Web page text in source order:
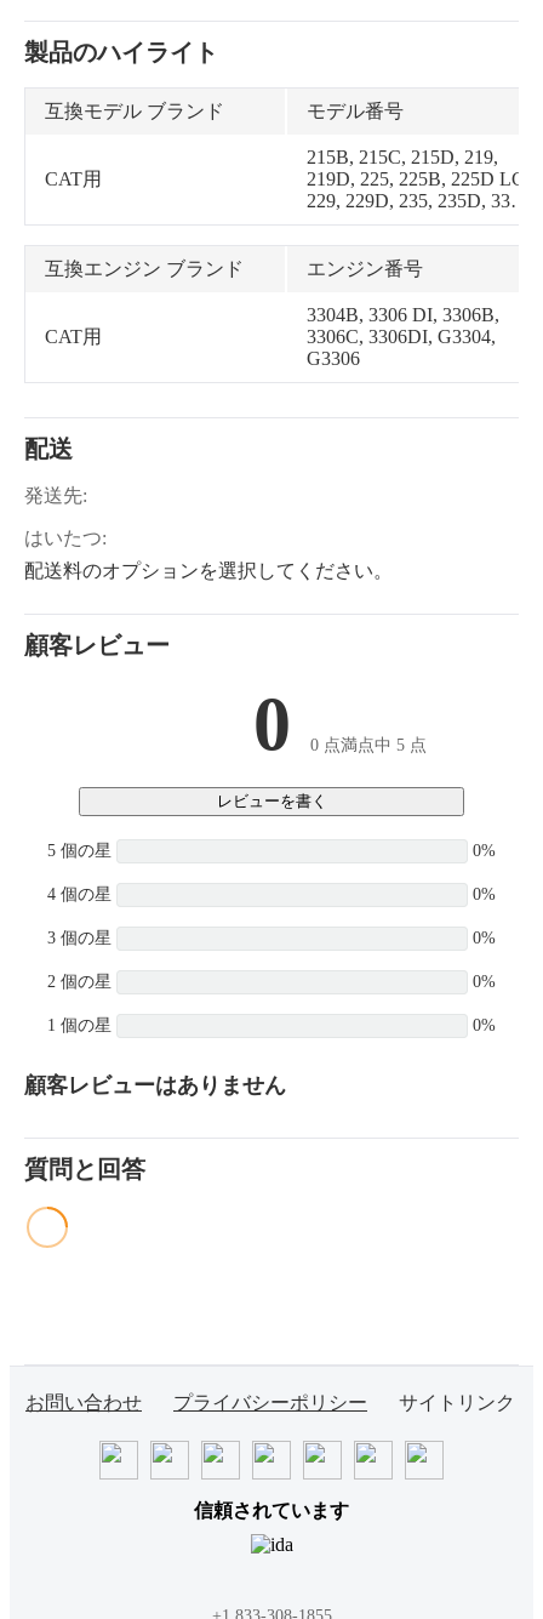
製品のハイライト
互換モデル ブランド モデル番号
CAT用
215B, 215C, 215D, 219,
219D, 225, 225B, 225D LC,
229, 229D, 235, 235D, 330,
330 L, 330 LN, 330B, 330B
L, 330B LN, 350, 350 L,
E240, E300, EL240, EL300,
互換エンジン ブランド エンジン番号
CAT用
3304B, 3306 DI, 3306B,
3306C, 3306DI, G3304,
G3306
配送
発送先:
はいたつ:
配送料のオプションを選択してください。
顧客レビュー
0 0 点満点中 5 点
レビューを書く
5 個の星 0%
4 個の星 0%
3 個の星 0%
2 個の星 0%
1 個の星 0%
顧客レビューはありません
質問と回答
お問い合わせ プライバシーポリシー サイトリンク
信頼されています